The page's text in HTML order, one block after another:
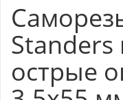
острые